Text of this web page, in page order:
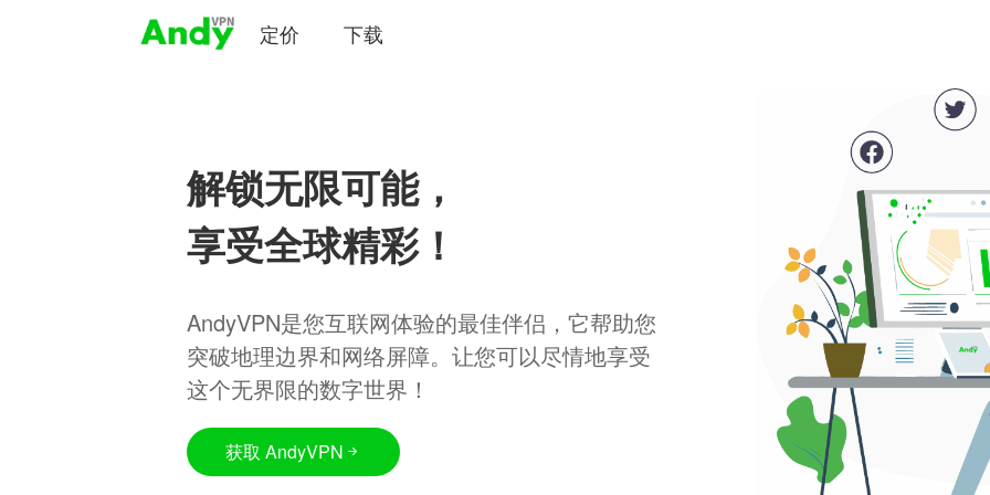
定价 下载
解锁无限可能，
享受全球精彩！
AndyVPN是您互联网体验的最佳伴侣，它帮助您
突破地理边界和网络屏障。让您可以尽情地享受
这个无界限的数字世界！
获取 AndyVPN